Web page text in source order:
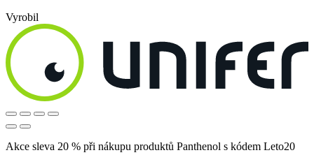
Vyrobil
Akce sleva 20 % při nákupu produktů Panthenol s kódem Leto20